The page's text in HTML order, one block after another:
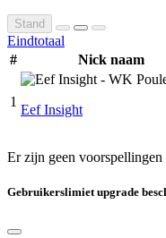
Stand
Eindtotaal
#
Nick naam
1
Eef Insight
Er zijn geen voorspellingen
Gebruikerslimiet upgrade